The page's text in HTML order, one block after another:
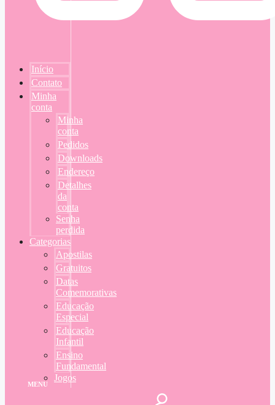
Início
Contato
Minha
conta
Minha
conta
Pedidos
Downloads
Endereço
Detalhes
da
conta
Senha
perdida
Categorias
Apostilas
Gratuitos
Datas
Comemorativas
Educação
Especial
Educação
Infantil
Ensino
Fundamental
Jogos
MENU